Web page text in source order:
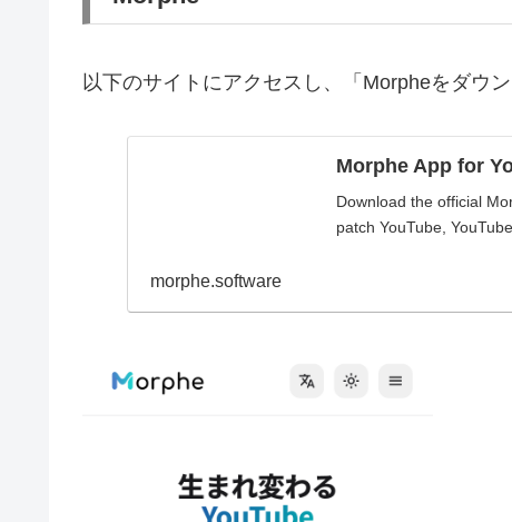
以下のサイトにアクセスし、「Morpheをダウ
Morphe App for
Download the official
patch YouTube,
morphe.software